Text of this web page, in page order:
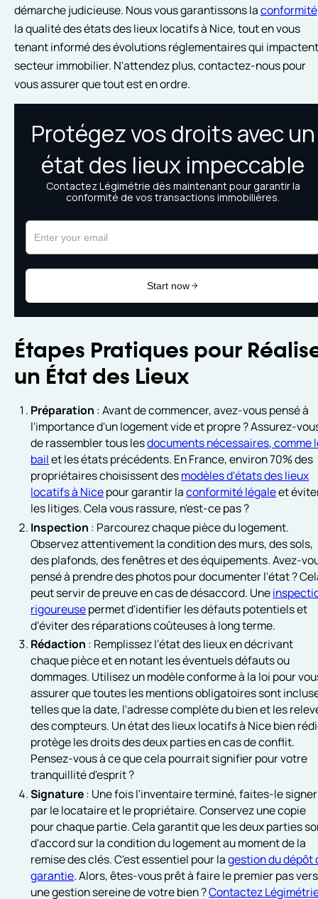
démarche judicieuse. Nous vous garantissons laconformité
la qualité des états des lieux locatifs à Nice, tout en vous
tenant informé des évolutions réglementaires qui
secteur immobilier. N'attendez plus, contactez-nous pour
vous assurer que tout est en ordre.
Étapes Pratiques pour
un État des Lieux
Préparation : Avant de commencer, avez-vous pensé à
l'importance d'un logement vide et propre ? Assurez-
de rassembler tous lesdocuments nécessaires, comme
bailet les états précédents. En France, environ 70% des
propriétaires choisissent desmodèles d'états des lieux
locatifs à Nicepour garantir laconformité légaleet
les litiges. Cela vous rassure, n'est-ce pas ?
Inspection : Parcourez chaque pièce du logement.
Observez attentivement la condition des murs, des sols,
des plafonds, des fenêtres et des équipements. Avez-
pensé à prendre des photos pour documenter l'état ?
peut servir de preuve en cas de désaccord. Une
rigoureusepermet d'identifier les défauts potentiels et
d'éviter des réparations coûteuses à long terme.
Rédaction : Remplissez l'état des lieux en décrivant
chaque pièce et en notant les éventuels défauts ou
dommages. Utilisez un modèle conforme à la loi pour
assurer que toutes les mentions obligatoires sont
telles que la date, l'adresse complète du bien et les
des compteurs. Un état des lieux locatifs à Nice bien
protège les droits des deux parties en cas de conflit.
Pensez-vous à ce que cela pourrait signifier pour votre
tranquillité d'esprit ?
Signature: Une fois l'inventaire terminé, faites-le signer
par le locataire et le propriétaire. Conservez une copie
pour chaque partie. Cela garantit que les deux parties
d'accord sur la condition du logement au moment de la
remise des clés. C'est essentiel pour lagestion du dépôt
garantie. Alors, êtes-vous prêt à faire le premier pas vers
une gestion sereine de votre bien ?Contactez